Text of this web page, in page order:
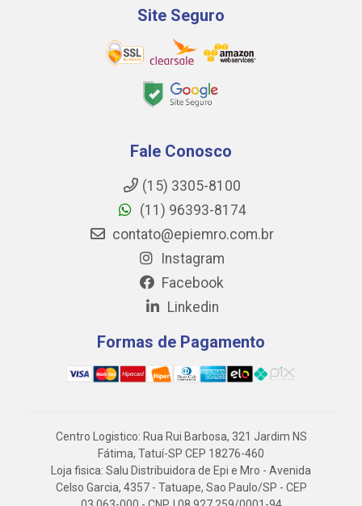
Site Seguro
Fale Conosco
(15) 3305-8100
(11) 96393-8174
contato@epiemro.com.br
Instagram
Facebook
Linkedin
Formas de Pagamento
Centro Logistico: Rua Rui Barbosa, 321 Jardim NS
Fátima, Tatuí-SP CEP 18276-460
Loja fisica: Salu Distribuidora de Epi e Mro - Avenida
Celso Garcia, 4357 - Tatuape, Sao Paulo/SP - CEP